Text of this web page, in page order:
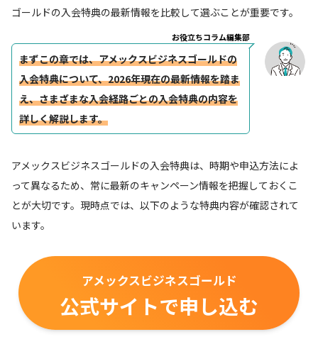
ゴールドの入会特典の最新情報を比較して選ぶことが重要です。
お役立ちコラム編集部
まずこの章では、アメックスビジネスゴールドの
入会特典について、2026年現在の最新情報を踏ま
え、さまざまな入会経路ごとの入会特典の内容を
詳しく解説します。
アメックスビジネスゴールドの入会特典は、時期や申込方法によ
って異なるため、常に最新のキャンペーン情報を把握しておくこ
とが大切です。現時点では、以下のような特典内容が確認されて
います。
アメックスビジネスゴールド
公式サイトで申し込む